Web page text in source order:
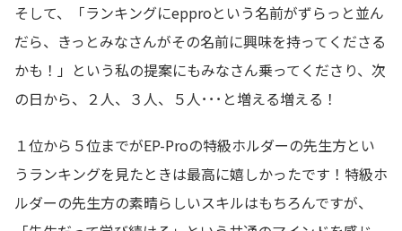
そして、「ランキングにepproという名前がずらっと並ん
だら、きっとみなさんがその名前に興味を持ってくださる
かも！」という私の提案にもみなさん乗ってくださり、次
の日から、２人、３人、５人･･･と増える増える！
１位から５位までがEP-Proの特級ホルダーの先生方とい
うランキングを見たときは最高に嬉しかったです！特級ホ
ルダーの先生方の素晴らしいスキルはもちろんですが、